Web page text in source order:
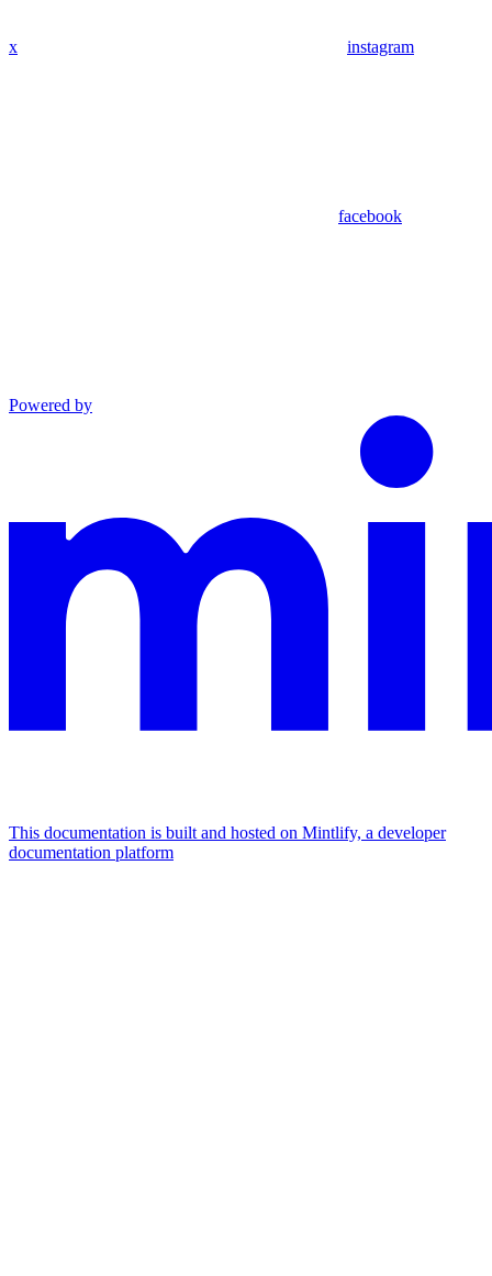
x instagram
facebook
Powered by
This documentation is built and hosted on Mintlify, a developer
documentation platform